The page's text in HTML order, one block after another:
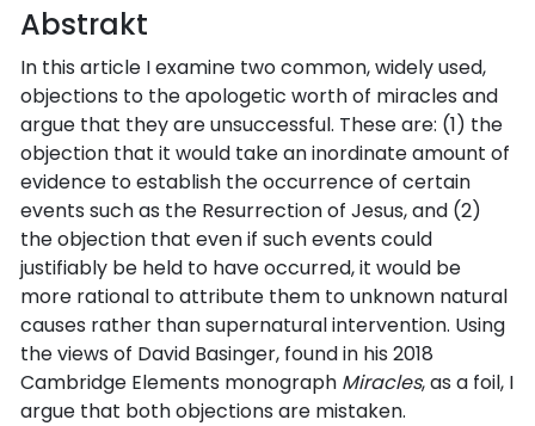
Abstrakt
In this article I examine two common, widely used,
objections to the apologetic worth of miracles and
argue that they are unsuccessful. These are: (1) the
objection that it would take an inordinate amount of
evidence to establish the occurrence of certain
events such as the Resurrection of Jesus, and (2)
the objection that even if such events could
justifiably be held to have occurred, it would be
more rational to attribute them to unknown natural
causes rather than supernatural intervention. Using
the views of David Basinger, found in his 2018
Cambridge Elements monograph Miracles, as a foil, I
argue that both objections are mistaken.